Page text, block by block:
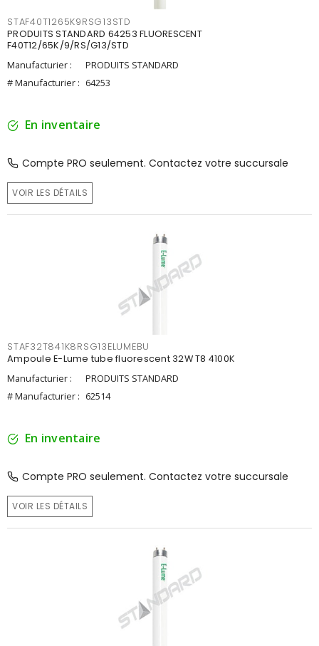
STAF40T1265K9RSG13STD
PRODUITS STANDARD 64253 FLUORESCENT
F40T12/65K/9/RS/G13/STD
Manufacturier :
PRODUITS STANDARD
# Manufacturier : 64253
En inventaire
Compte PRO seulement. Contactez votre succursale
VOIR LES DÉTAILS
STAF32T841K8RSG13ELUMEBU
Ampoule E-Lume tube fluorescent 32W T8 4100K
Manufacturier :
PRODUITS STANDARD
# Manufacturier : 62514
En inventaire
Compte PRO seulement. Contactez votre succursale
VOIR LES DÉTAILS